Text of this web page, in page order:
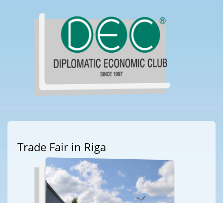
Trade Fair in Riga